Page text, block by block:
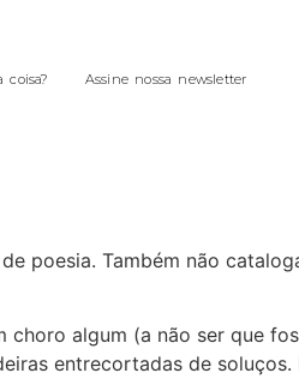
coisa? Assine nossa newsletter
poesia. Também não
algum (a não ser que
entrecortadas de soluços.